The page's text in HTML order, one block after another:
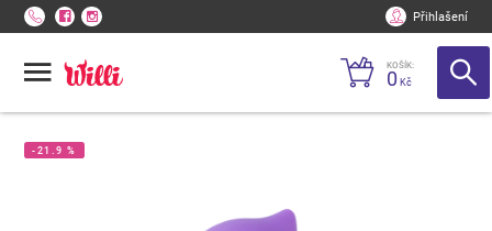
Přihlašení
KOŠÍK:
0 Kč
-21.9 %